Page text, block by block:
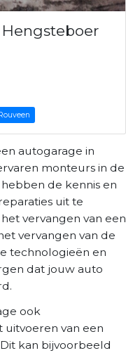
autogarage in
monteurs in de
de kennis en
uit te
vervangen van een
vervangen van de
technologieën en
dat jouw auto
ook
uitvoeren van een
kan bijvoorbeeld